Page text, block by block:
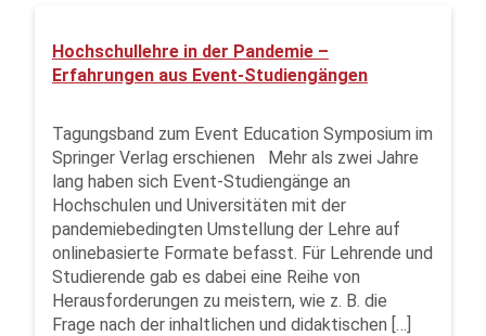
Hochschullehre in der Pandemie –
Erfahrungen aus Event-Studiengängen
Tagungsband zum Event Education Symposium im
Springer Verlag erschienen Mehr als zwei Jahre
lang haben sich Event-Studiengänge an
Hochschulen und Universitäten mit der
pandemiebedingten Umstellung der Lehre auf
onlinebasierte Formate befasst. Für Lehrende und
Studierende gab es dabei eine Reihe von
Herausforderungen zu meistern, wie z. B. die
Frage nach der inhaltlichen und didaktischen […]